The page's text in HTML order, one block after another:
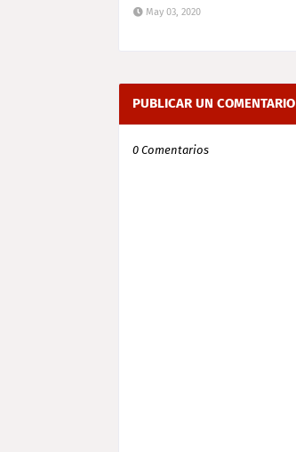
May 03, 2020
PUBLICAR UN COMENTARIO
0 Comentarios